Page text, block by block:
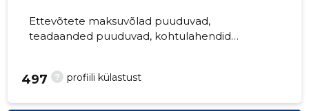
Ettevõtete maksuvõlad puuduvad,
teadaanded puuduvad, kohtulahendid
Ettevõtteid jälgib 0 inimest.
? profiili külastust
497